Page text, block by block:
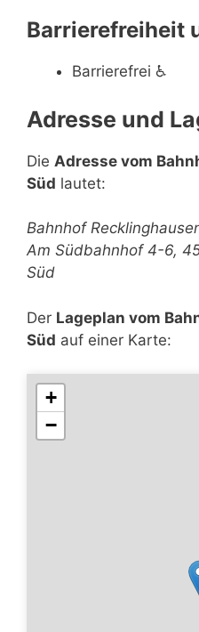
Barrierefreiheit
Barrierefrei ♿
Adresse und
Die Adresse vom
Süd lautet:
Bahnhof
Am Südbahnhof 4-6,
Süd
Der Lageplan vom
Süd auf einer Karte:
+
−